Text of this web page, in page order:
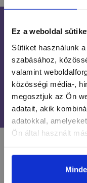
Ez a weboldal
Sütiket használunk
szabásához,
valamint
közösségi média-,
megosztjuk az Ön
adatait, akik
adatokkal,
Ön által használt
7-15H